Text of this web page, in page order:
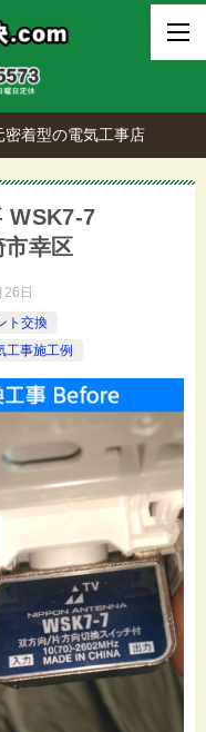
着型の電気工事店
WSK7-7
幸区
日
ト交換
工事施工例